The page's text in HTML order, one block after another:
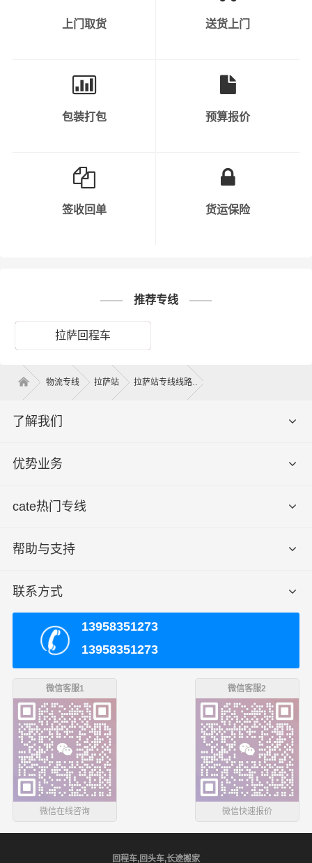
材料、半成品和成品，如钢材、塑料
4、机械设备和重型货物：包括工程
施的化学品、气体、液体、易燃物
打包服务
纸、货运运单等；
2、塑料类包装：快递外包装塑料
袋、编织袋、内层包装用的塑料薄
膜、聚乙烯薄膜等；
胶合板钉装，一般可以定制；
4、其他包装：塑料薄膜充气袋、气
备注
拉萨到莆田回程车，可调配大中小各种车型，运输车辆均
约需34.7小时，全程透明可视化操作。我们车型丰富，有
平板车、甩挂厢式车、飞翼车（分单双）、仓栅式高栏
车、集装箱，车长有2.8米、3.8米、4.2米、4.8米、5.2
米、6.2米、6.8米、7.2米、7.6米、7.8米、8.2米、8.5米、
9.6米、12.5米、13米、13.7米、15米、16米、17.5米，车
宽有1.8米、2米、2.3米、2.4米、2.45米、2.8米、3米，满
足了货主对各种类型货物运输要求交通优势和产业优势，
在拉萨建立了庞大的信息采集市场开发物流配送等货运专
线以整车、零担等货物运输业务机构！可以根据客户需要
做到门对门的服务，建立服务客户的全国性网络，并且不
断资金加强基础建设，积极研发和引进具有高科技含量的
信息技术与设备，确保服务质量的稳步提升，奠定了业内
上门取货 送货上门
包装打包 预算报价
签收回单 货运保险
推荐专线
拉萨回程车
物流专线 拉萨站 拉萨站专线线路
了解我们
优势业务
cate热门专线
帮助与支持
联系方式
13958351273
13958351273
微信客服1
微信在线咨询
微信客服2
微信快速报价
回程车,回头车,长途搬家